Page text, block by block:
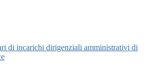
di incarichi dirigenziali amministrativi di